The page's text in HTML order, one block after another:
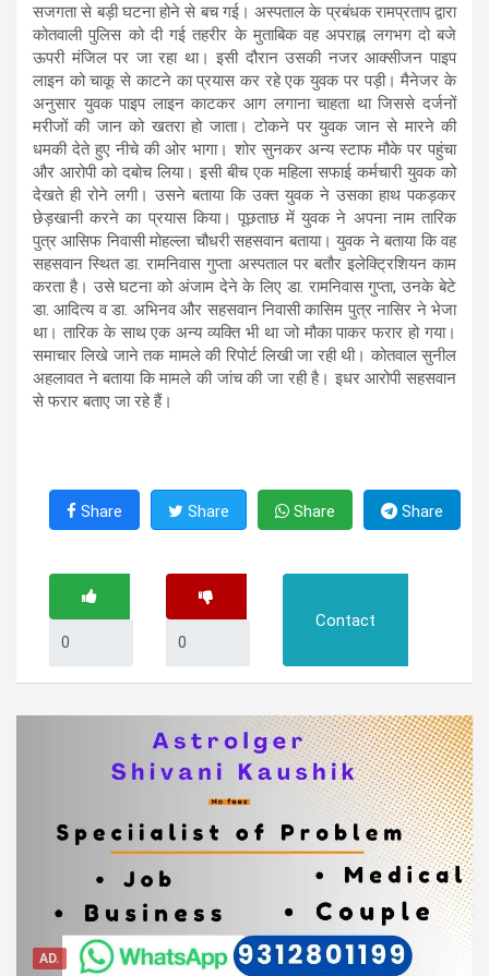
सजगता से बड़ी घटना होने से बच गई। अस्पताल के प्रबंधक रामप्रताप द्वारा
कोतवाली पुलिस को दी गई तहरीर के मुताबिक वह अपराह्न लगभग दो बजे
ऊपरी मंजिल पर जा रहा था। इसी दौरान उसकी नजर आक्सीजन पाइप
लाइन को चाकू से काटने का प्रयास कर रहे एक युवक पर पड़ी। मैनेजर के
अनुसार युवक पाइप लाइन काटकर आग लगाना चाहता था जिससे दर्जनों
मरीजों की जान को खतरा हो जाता। टोकने पर युवक जान से मारने की
धमकी देते हुए नीचे की ओर भागा। शोर सुनकर अन्य स्टाफ मौके पर पहुंचा
और आरोपी को दबोच लिया। इसी बीच एक महिला सफाई कर्मचारी युवक को
देखते ही रोने लगी। उसने बताया कि उक्त युवक ने उसका हाथ पकड़कर
छेड़खानी करने का प्रयास किया। पूछताछ में युवक ने अपना नाम तारिक
पुत्र आसिफ निवासी मोहल्ला चौधरी सहसवान बताया। युवक ने बताया कि वह
सहसवान स्थित डा. रामनिवास गुप्ता अस्पताल पर बतौर इलेक्ट्रिशियन काम
करता है। उसे घटना को अंजाम देने के लिए डा. रामनिवास गुप्ता, उनके बेटे
डा. आदित्य व डा. अभिनव और सहसवान निवासी कासिम पुत्र नासिर ने भेजा
था। तारिक के साथ एक अन्य व्यक्ति भी था जो मौका पाकर फरार हो गया।
समाचार लिखे जाने तक मामले की रिपोर्ट लिखी जा रही थी। कोतवाल सुनील
अहलावत ने बताया कि मामले की जांच की जा रही है। इधर आरोपी सहसवान
से फरार बताए जा रहे हैं।
Share Share Share Share
Contact
AD.